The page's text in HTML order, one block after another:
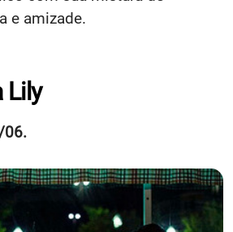
e amizade.
Lily
06.